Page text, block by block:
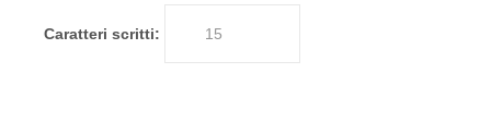
Caratteri scritti: